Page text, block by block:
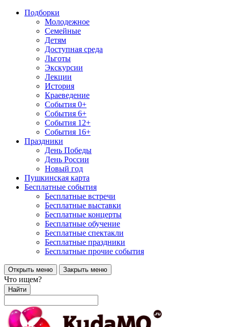
Подборки
Молодежное
Семейные
Детям
Доступная среда
Льготы
Экскурсии
Лекции
История
Краеведение
События 0+
События 6+
События 12+
События 16+
Праздники
День Победы
День России
Новый год
Пушкинская карта
Бесплатные события
Бесплатные встречи
Бесплатные выставки
Бесплатные концерты
Бесплатные обучение
Бесплатные спектакли
Бесплатные праздники
Бесплатные прочие события
Открыть меню Закрыть меню
Что ищем?
Найти